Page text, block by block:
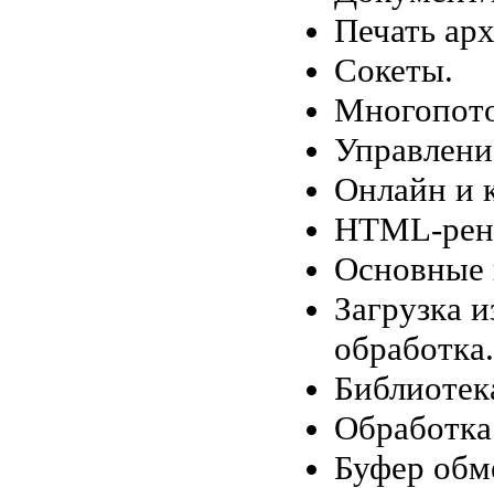
Печать
Сокеты.
Онлайн и
HTML-
Основные
Загрузка
обработка.
Буфер